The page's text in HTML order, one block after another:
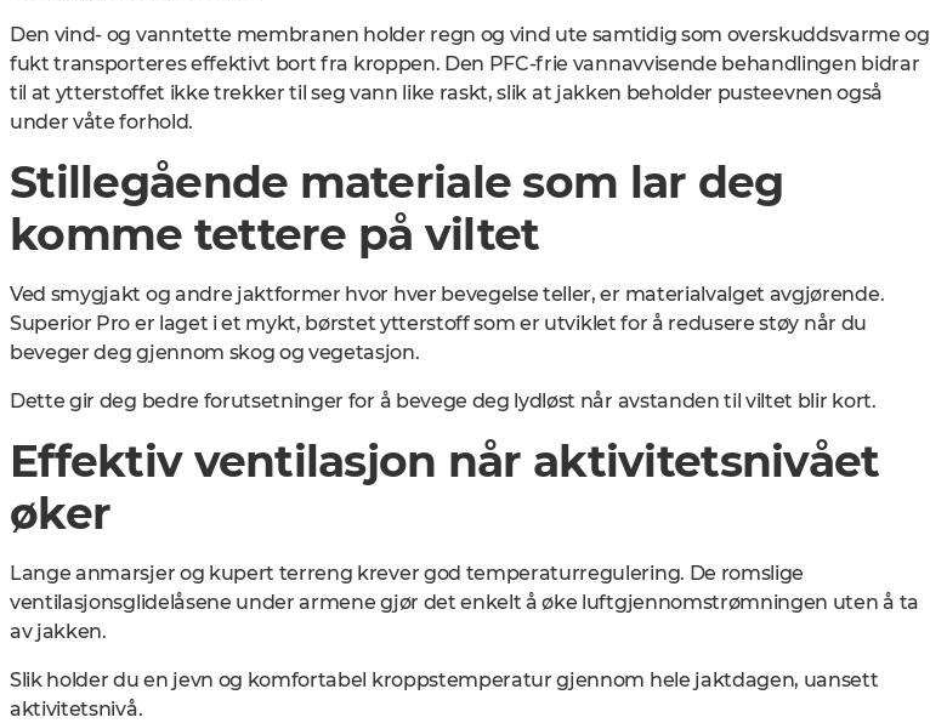
Den vind- og vanntette membranen holder regn og vind ute samtidig som overskuddsvarme og
fukt transporteres effektivt bort fra kroppen. Den PFC-frie vannavvisende behandlingen bidrar
til at ytterstoffet ikke trekker til seg vann like raskt, slik at jakken beholder pusteevnen også
under våte forhold.
Stillegående materiale som lar deg
komme tettere på viltet
Ved smygjakt og andre jaktformer hvor hver bevegelse teller, er materialvalget avgjørende.
Superior Pro er laget i et mykt, børstet ytterstoff som er utviklet for å redusere støy når du
beveger deg gjennom skog og vegetasjon.
Dette gir deg bedre forutsetninger for å bevege deg lydløst når avstanden til viltet blir kort.
Effektiv ventilasjon når aktivitetsnivået
øker
Lange anmarsjer og kupert terreng krever god temperaturregulering. De romslige
ventilasjonsglidelåsene under armene gjør det enkelt å øke luftgjennomstrømningen uten å ta
av jakken.
Slik holder du en jevn og komfortabel kroppstemperatur gjennom hele jaktdagen, uansett
aktivitetsnivå.